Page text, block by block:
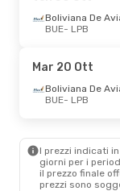
Boliviana De
BUE- LPB
Mar 20 Ott
Boliviana De
BUE- LPB
I prezzi indicati
giorni per i
il ​​prezzo finale
prezzi sono